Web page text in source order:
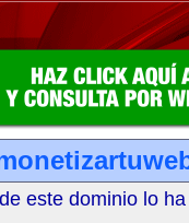
este dominio lo